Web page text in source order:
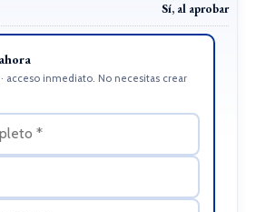
Sí, al aprobar
acceso inmediato. No necesitas crear